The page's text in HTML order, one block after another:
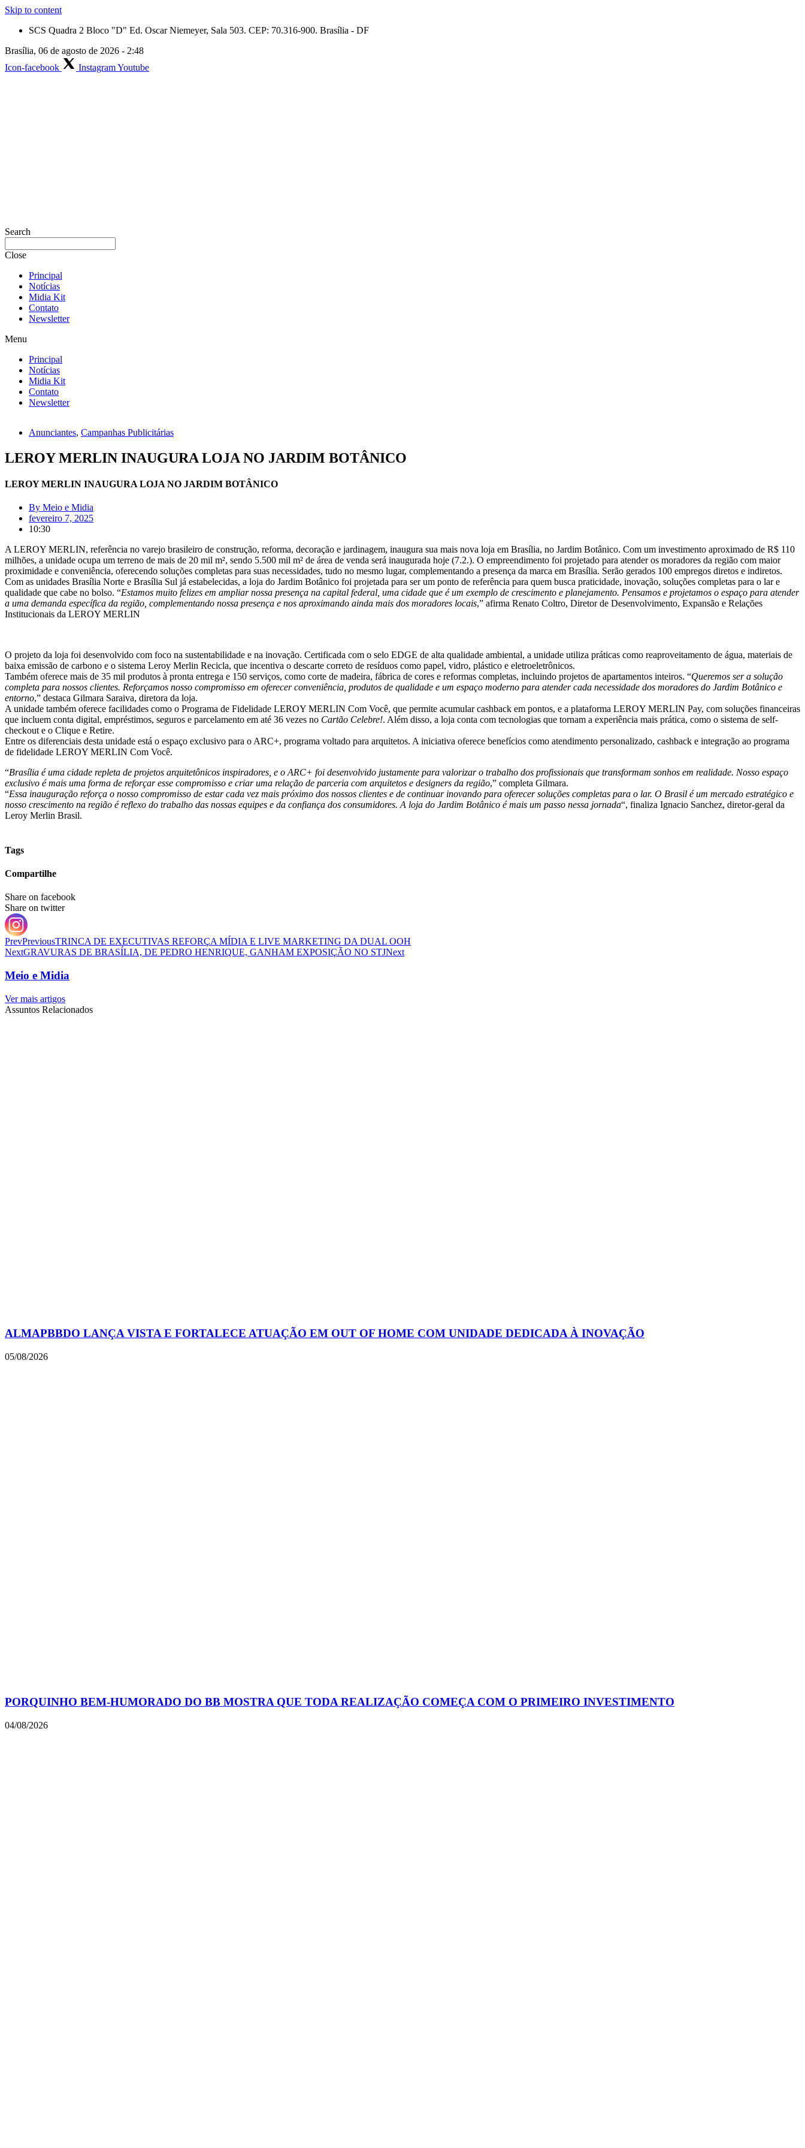
Skip to content
SCS Quadra 2 Bloco "D" Ed. Oscar Niemeyer, Sala 503. CEP: 70.316-900. Brasília - DF
Brasília, 06 de agosto de 2026 - 2:48
Icon-facebook
InstagramYoutube
Search
Close
Principal
Notícias
Midia Kit
Contato
Newsletter
Menu
Principal
Notícias
Midia Kit
Contato
Newsletter
Anunciantes, Campanhas Publicitárias
LEROY MERLIN INAUGURA LOJA NO JARDIM BOTÂNICO
LEROY MERLIN INAUGURA LOJA NO JARDIM BOTÂNICO
By Meio e Midia
fevereiro 7, 2025
10:30
A LEROY MERLIN, referência no varejo brasileiro de construção, reforma, decoração e jardinagem, inaugura sua mais nova loja em Brasília, no Jardim Botânico. Com um investimento aproximado de R$ 110
milhões, a unidade ocupa um terreno de mais de 20 mil m², sendo 5.500 mil m² de área de venda será inaugurada hoje (7.2.). O empreendimento foi projetado para atender os moradores da região com maior
proximidade e conveniência, oferecendo soluções completas para suas necessidades, tudo no mesmo lugar, complementando a presença da marca em Brasília. Serão gerados 100 empregos diretos e indiretos.
Com as unidades Brasília Norte e Brasília Sul já estabelecidas, a loja do Jardim Botânico foi projetada para ser um ponto de referência para quem busca praticidade, inovação, soluções completas para o lar e
qualidade que cabe no bolso. “Estamos muito felizes em ampliar nossa presença na capital federal, uma cidade que é um exemplo de crescimento e planejamento. Pensamos e projetamos o espaço para atender
a uma demanda específica da região, complementando nossa presença e nos aproximando ainda mais dos moradores locais,” afirma Renato Coltro, Diretor de Desenvolvimento, Expansão e Relações
Institucionais da LEROY MERLIN
O projeto da loja foi desenvolvido com foco na sustentabilidade e na inovação. Certificada com o selo EDGE de alta qualidade ambiental, a unidade utiliza práticas como reaproveitamento de água, materiais de
baixa emissão de carbono e o sistema Leroy Merlin Recicla, que incentiva o descarte correto de resíduos como papel, vidro, plástico e eletroeletrônicos.
Também oferece mais de 35 mil produtos à pronta entrega e 150 serviços, como corte de madeira, fábrica de cores e reformas completas, incluindo projetos de apartamentos inteiros. “Queremos ser a solução
completa para nossos clientes. Reforçamos nosso compromisso em oferecer conveniência, produtos de qualidade e um espaço moderno para atender cada necessidade dos moradores do Jardim Botânico e
entorno,” destaca Gilmara Saraiva, diretora da loja.
A unidade também oferece facilidades como o Programa de Fidelidade LEROY MERLIN Com Você, que permite acumular cashback em pontos, e a plataforma LEROY MERLIN Pay, com soluções financeiras
que incluem conta digital, empréstimos, seguros e parcelamento em até 36 vezes no Cartão Celebre!. Além disso, a loja conta com tecnologias que tornam a experiência mais prática, como o sistema de self-
checkout e o Clique e Retire.
Entre os diferenciais desta unidade está o espaço exclusivo para o ARC+, programa voltado para arquitetos. A iniciativa oferece benefícios como atendimento personalizado, cashback e integração ao programa
de fidelidade LEROY MERLIN Com Você.
“Brasília é uma cidade repleta de projetos arquitetônicos inspiradores, e o ARC+ foi desenvolvido justamente para valorizar o trabalho dos profissionais que transformam sonhos em realidade. Nosso espaço
exclusivo é mais uma forma de reforçar esse compromisso e criar uma relação de parceria com arquitetos e designers da região,” completa Gilmara.
“Essa inauguração reforça o nosso compromisso de estar cada vez mais próximo dos nossos clientes e de continuar inovando para oferecer soluções completas para o lar. O Brasil é um mercado estratégico e
nosso crescimento na região é reflexo do trabalho das nossas equipes e da confiança dos consumidores. A loja do Jardim Botânico é mais um passo nessa jornada“, finaliza Ignacio Sanchez, diretor-geral da
Leroy Merlin Brasil.
Tags
Compartilhe
Share on facebook
Share on twitter
PrevPreviousTRINCA DE EXECUTIVAS REFORÇA MÍDIA E LIVE MARKETING DA DUAL OOH
NextGRAVURAS DE BRASÍLIA, DE PEDRO HENRIQUE, GANHAM EXPOSIÇÃO NO STJNext
Meio e Midia
Ver mais artigos
Assuntos Relacionados
ALMAPBBDO LANÇA VISTA E FORTALECE ATUAÇÃO EM OUT OF HOME COM UNIDADE DEDICADA À INOVAÇÃO
05/08/2026
PORQUINHO BEM-HUMORADO DO BB MOSTRA QUE TODA REALIZAÇÃO COMEÇA COM O PRIMEIRO INVESTIMENTO
04/08/2026